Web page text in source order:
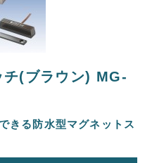
チ(ブラウン) MG-
きる防水型マグネットス